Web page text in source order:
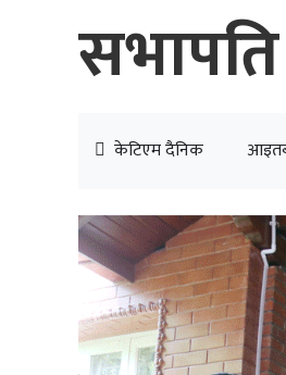
सभापति
केटिएम दैनिक